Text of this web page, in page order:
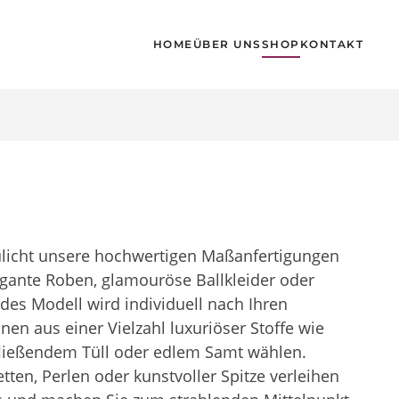
HOME ÜBER UNS SHOP KONTAKT
unsere hochwertigen Maßanfertigungen
Roben, glamouröse Ballkleider oder
Modell wird individuell nach Ihren
aus einer Vielzahl luxuriöser Stoffe wie
Tüll oder edlem Samt wählen.
Perlen oder kunstvoller Spitze verleihen